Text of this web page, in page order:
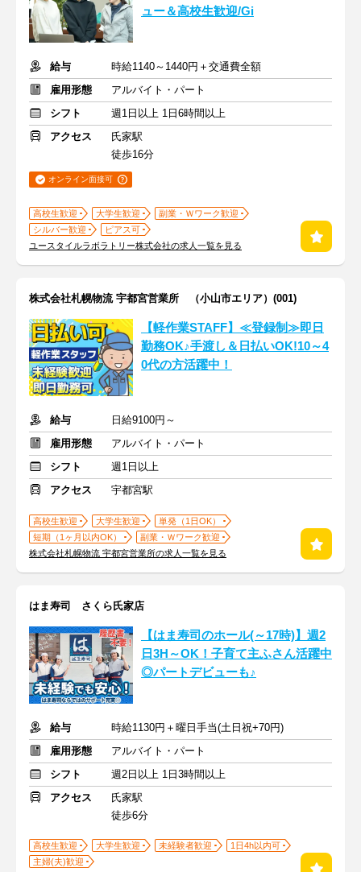
ュー＆高校生歓迎/Gi
給与
時給1140～1440円＋交通費全額
雇用形態
アルバイト・パート
シフト
週1日以上 1日6時間以上
アクセス
氏家駅
徒歩16分
オンライン面接可
高校生歓迎 大学生歓迎
副業・Ｗワーク歓迎
シルバー歓迎
ピアス可
ユースタイルラボラトリー株式会社の求人一覧を見る
株式会社札幌物流 宇都宮営業所 （小山市エリア）(001)
【軽作業STAFF】≪登録制≫即日
勤務OK♪手渡し＆日払いOK!10～4
0代の方活躍中！
給与
日給9100円～
雇用形態
アルバイト・パート
シフト
週1日以上
アクセス
宇都宮駅
高校生歓迎 大学生歓迎
単発（1日OK）
短期（1ヶ月以内OK）
副業・Ｗワーク歓迎
株式会社札幌物流 宇都宮営業所の求人一覧を見る
はま寿司 さくら氏家店
【はま寿司のホール(～17時)】週2
日3H～OK！子育て主ふさん活躍中
◎パートデビューも♪
給与
時給1130円＋曜日手当(土日祝+70円)
雇用形態
アルバイト・パート
シフト
週2日以上 1日3時間以上
アクセス
氏家駅
徒歩6分
高校生歓迎 大学生歓迎 未経験者歓迎
1日4h以内可
主婦(夫)歓迎